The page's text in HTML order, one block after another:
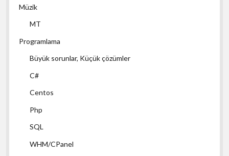
Müzik
MT
Programlama
Büyük sorunlar, Küçük çözümler
C#
Centos
Php
SQL
WHM/CPanel